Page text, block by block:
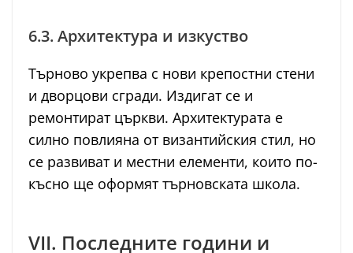
6.3. Архитектура и изкуство
Търново укрепва с нови крепостни стени
и дворцови сгради. Издигат се и
ремонтират църкви. Архитектурата е
силно повлияна от византийския стил, но
се развиват и местни елементи, които по-
късно ще оформят търновската школа.
VII. Последните години и